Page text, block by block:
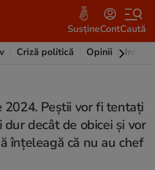
SusțineContCaută
Criză politică Opinii
2024. Peștii vor fi tentați
decât de obicei și vor
înțeleagă că nu au chef